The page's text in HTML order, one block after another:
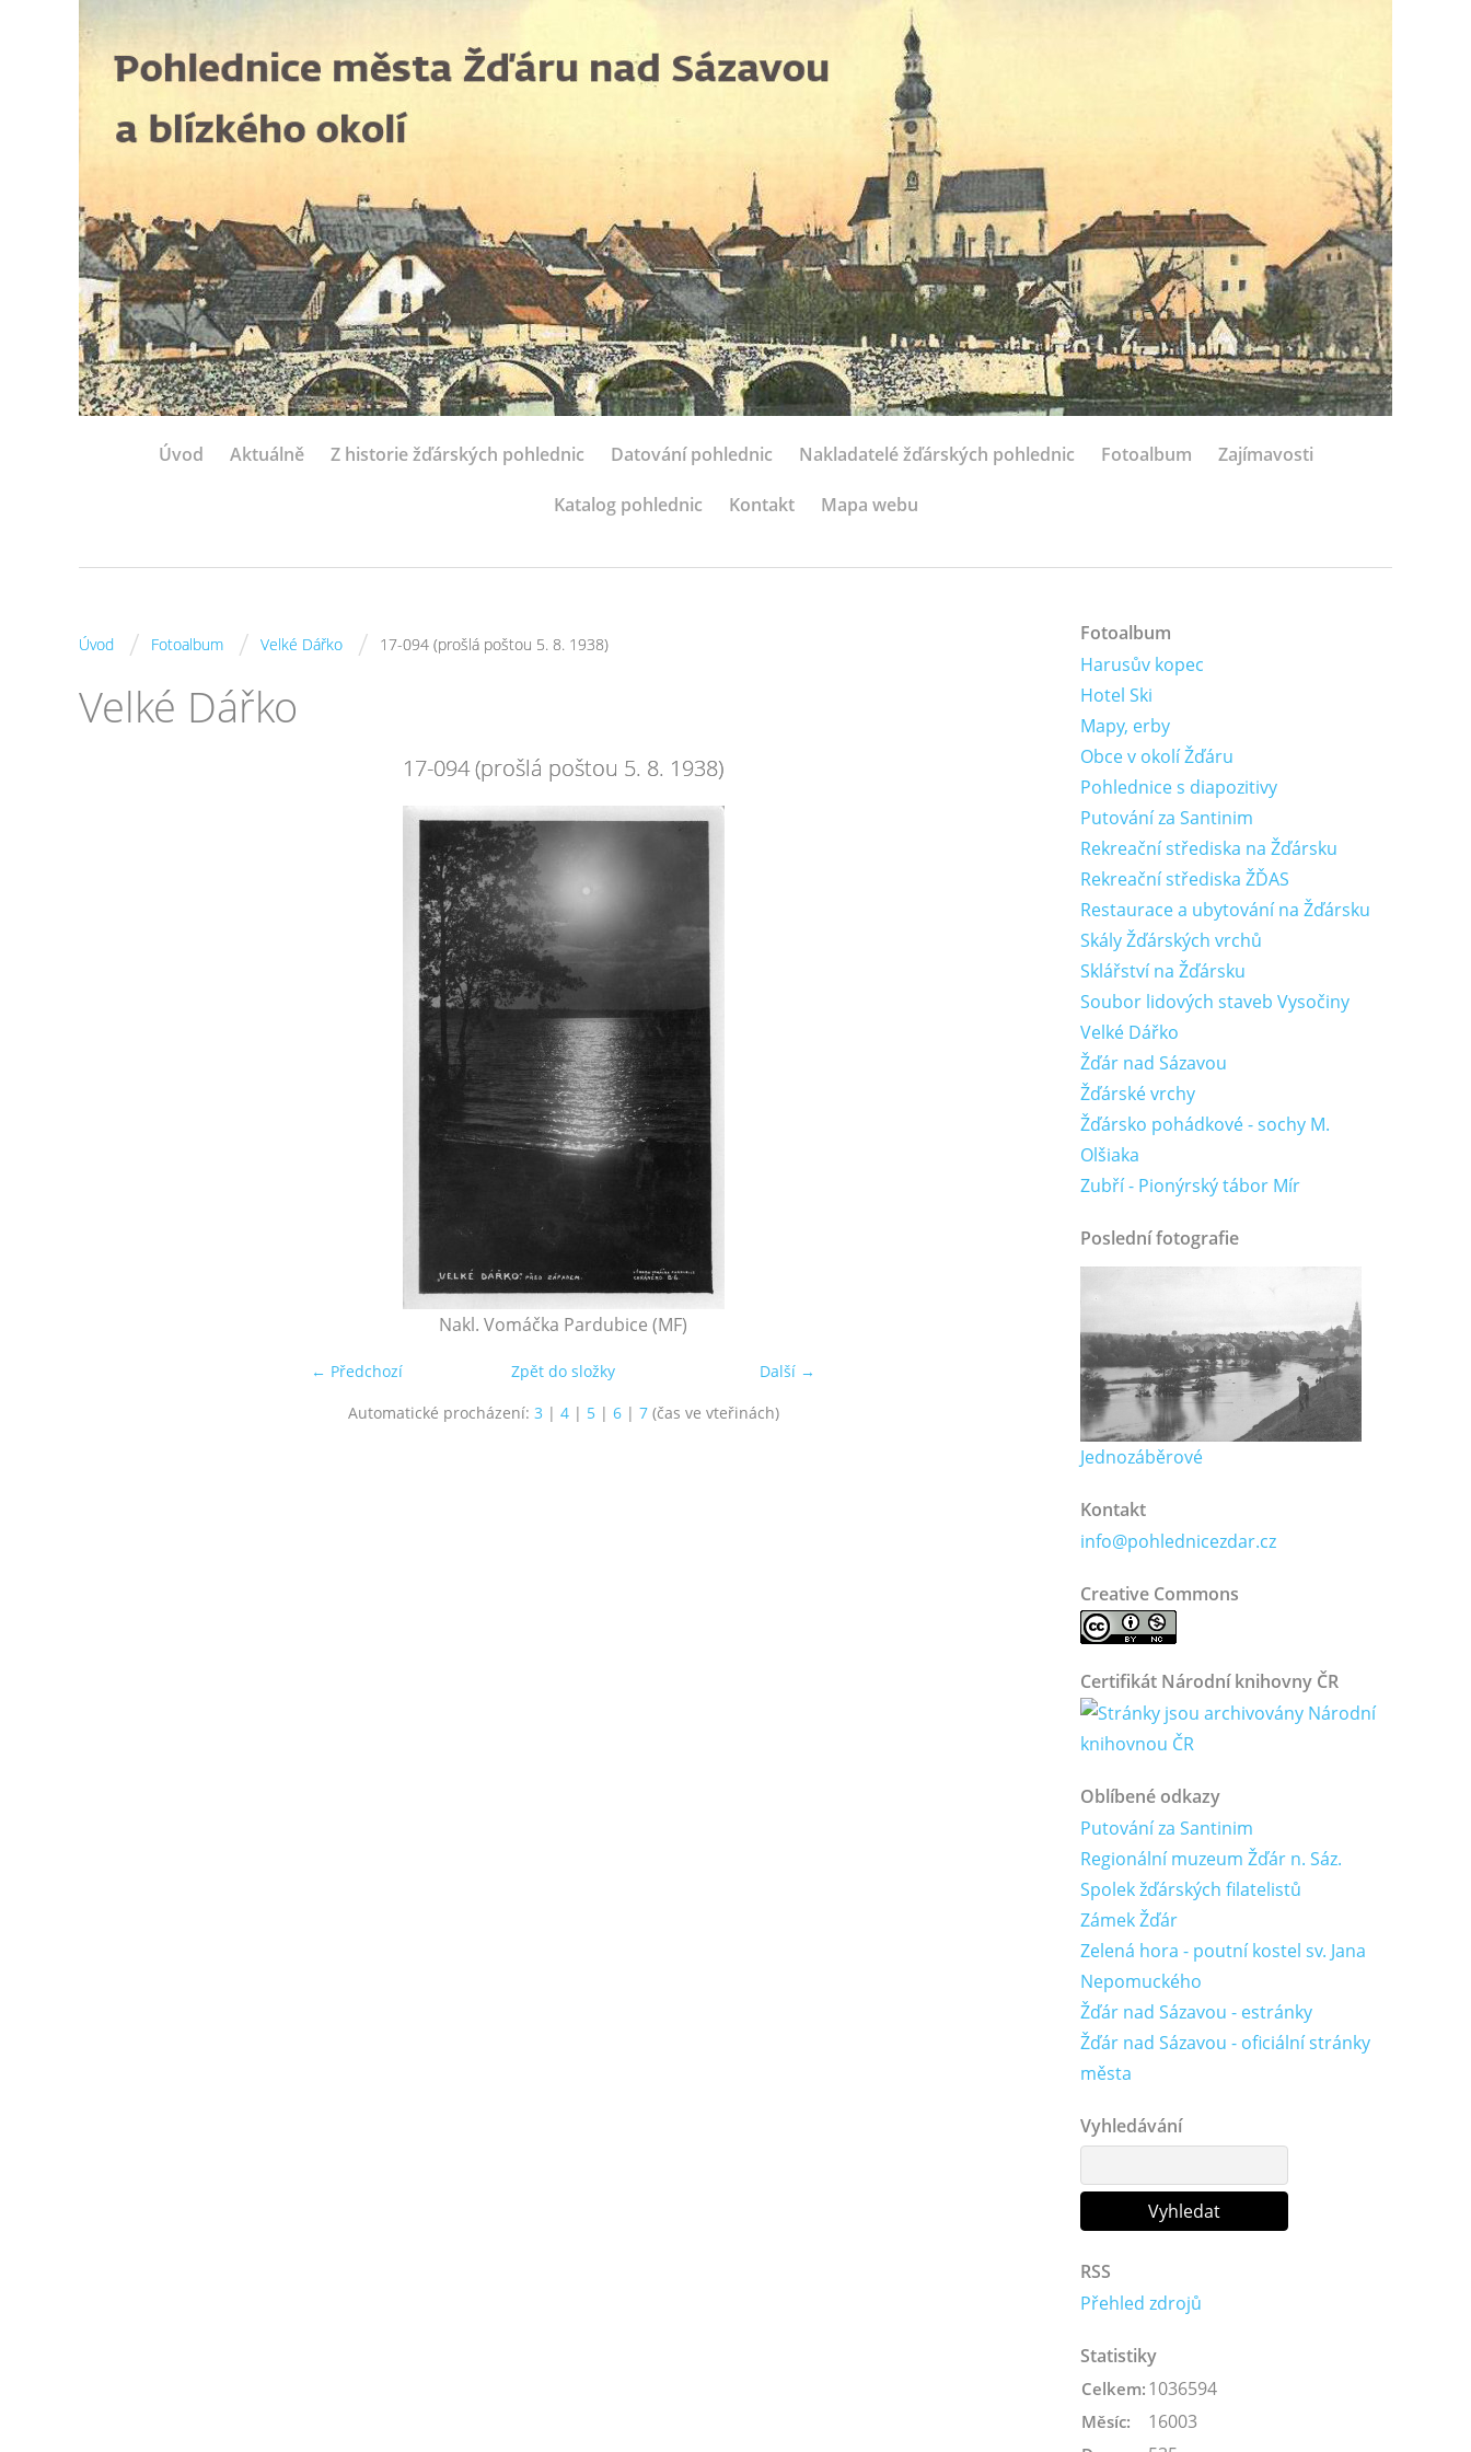
Úvod Aktuálně Z historie žďárských pohlednic Datování pohlednic Nakladatelé žďárských pohlednic Fotoalbum Zajímavosti
Katalog pohlednic Kontakt Mapa webu
Úvod / Fotoalbum / Velké Dářko / 17-094 (prošlá poštou 5. 8. 1938)
Velké Dářko
17-094 (prošlá poštou 5. 8. 1938)
Nakl. Vomáčka Pardubice (MF)
← Předchozí Další →
Zpět do složky
Automatické procházení: 3 | 4| 5| 6| 7(čas ve vteřinách)
Fotoalbum
Harusův kopec
Hotel Ski
Mapy, erby
Obce v okolí Žďáru
Pohlednice s diapozitivy
Putování za Santinim
Rekreační střediska na Žďársku
Rekreační střediska ŽĎAS
Restaurace a ubytování na Žďársku
Skály Žďárských vrchů
Sklářství na Žďársku
Soubor lidových staveb Vysočiny
Velké Dářko
Žďár nad Sázavou
Žďárské vrchy
Žďársko pohádkové - sochy M.
Olšiaka
Zubří - Pionýrský tábor Mír
Poslední fotografie
Jednozáběrové
Kontakt
info@pohlednicezdar.cz
Creative Commons
Certifikát Národní knihovny ČR
Oblíbené odkazy
Putování za Santinim
Regionální muzeum Žďár n. Sáz.
Spolek žďárských filatelistů
Zámek Žďár
Zelená hora - poutní kostel sv. Jana
Nepomuckého
Žďár nad Sázavou - estránky
Žďár nad Sázavou - oficiální stránky
města
Vyhledávání
RSS
Přehled zdrojů
Statistiky
Celkem: 1036594
Měsíc: 16003